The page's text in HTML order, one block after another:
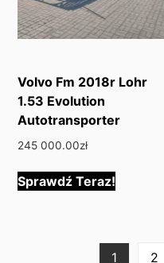
Volvo Fm 2018r Lohr
1.53 Evolution
Autotransporter
245 000.00zł
Sprawdź Teraz!
1 2